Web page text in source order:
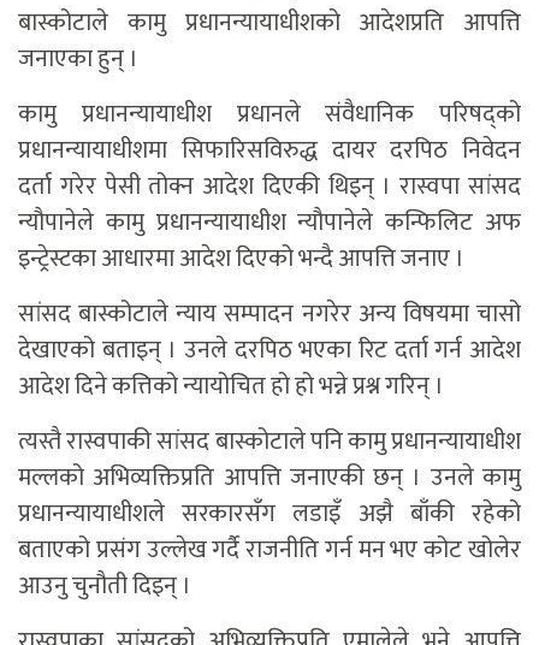
बास्कोटाले कामु प्रधानन्यायाधीशको आदेशप्रति आपत्ति
जनाएका हुन् ।
कामु प्रधानन्यायाधीश प्रधानले संवैधानिक परिषद्को
प्रधानन्यायाधीशमा सिफारिसविरुद्ध दायर दरपिठ निवेदन
दर्ता गरेर पेसी तोक्न आदेश दिएकी थिइन् । रास्वपा सांसद
न्यौपानेले कामु प्रधानन्यायाधीश न्यौपानेले कन्फिलिट अफ
इन्ट्रेस्टका आधारमा आदेश दिएको भन्दै आपत्ति जनाए ।
सांसद बास्कोटाले न्याय सम्पादन नगरेर अन्य विषयमा चासो
देखाएको बताइन् । उनले दरपिठ भएका रिट दर्ता गर्न आदेश
आदेश दिने कत्तिको न्यायोचित हो हो भन्ने प्रश्न गरिन् ।
त्यस्तै रास्वपाकी सांसद बास्कोटाले पनि कामु प्रधानन्यायाधीश
मल्लको अभिव्यक्तिप्रति आपत्ति जनाएकी छन् । उनले कामु
प्रधानन्यायाधीशले सरकारसँग लडाइँ अझै बाँकी रहेको
बताएको प्रसंग उल्लेख गर्दै राजनीति गर्न मन भए कोट खोलेर
आउनु चुनौती दिइन् ।